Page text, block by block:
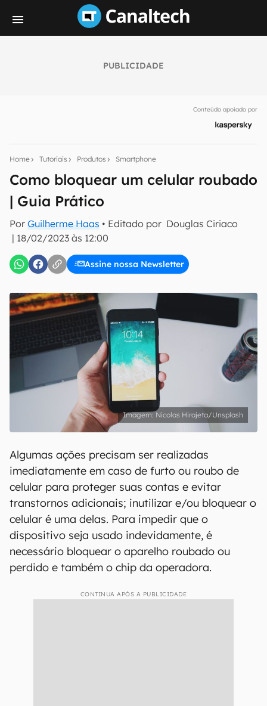
PUBLICIDADE
Conteúdo apoiado por
Home Tutoriais Produtos Smartphone
Como bloquear um celular roubado
| Guia Prático
Por Guilherme Haas • Editado por Douglas Ciriaco
| 18/02/2023 às 12:00
Assine nossa Newsletter
notícias e reviews sobre tecnologia em primeira
Confirmo que li, aceito e concordo com os
Nicolas Hirajeta/Unsplash
Algumas ações precisam ser realizadas
imediatamente em caso de furto ou roubo de
celular para proteger suas contas e evitar
transtornos adicionais; inutilizar e/ou bloquear o
celular é uma delas. Para impedir que o
dispositivo seja usado indevidamente, é
necessário bloquear o aparelho roubado ou
perdido e também o chip da operadora.
CONTINUA APÓS A PUBLICIDADE